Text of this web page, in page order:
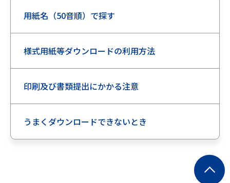
用紙名（50音順）で探す
様式用紙等ダウンロードの利用方法
印刷及び書類提出にかかる注意
うまくダウンロードできないとき
ー